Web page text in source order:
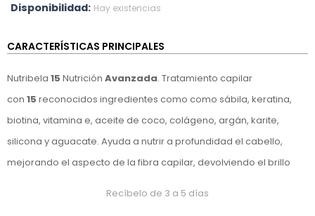
Disponibilidad: Hay existencias
CARACTERÍSTICAS PRINCIPALES
Nutribela 15 Nutrición Avanzada. Tratamiento capilar
con 15 reconocidos ingredientes como como sábila, keratina,
biotina, vitamina e, aceite de coco, colágeno, argán, karite,
silicona y aguacate. Ayuda a nutrir a profundidad el cabello,
mejorando el aspecto de la fibra capilar, devolviendo el brillo
Recíbelo de 3 a 5 días